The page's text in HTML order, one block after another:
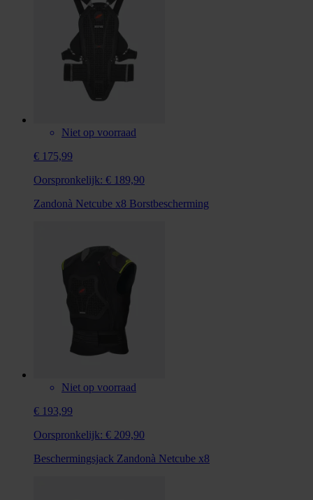
Niet op voorraad
€ 175,99
Oorspronkelijk: € 189,90
Zandonà Netcube x8 Borstbescherming
Niet op voorraad
€ 193,99
Oorspronkelijk: € 209,90
Beschermingsjack Zandonà Netcube x8